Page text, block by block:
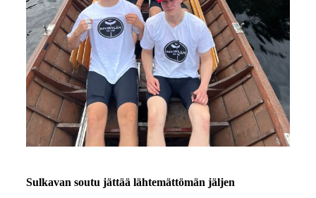
Sulkavan soutu jättää lähtemättömän jäljen